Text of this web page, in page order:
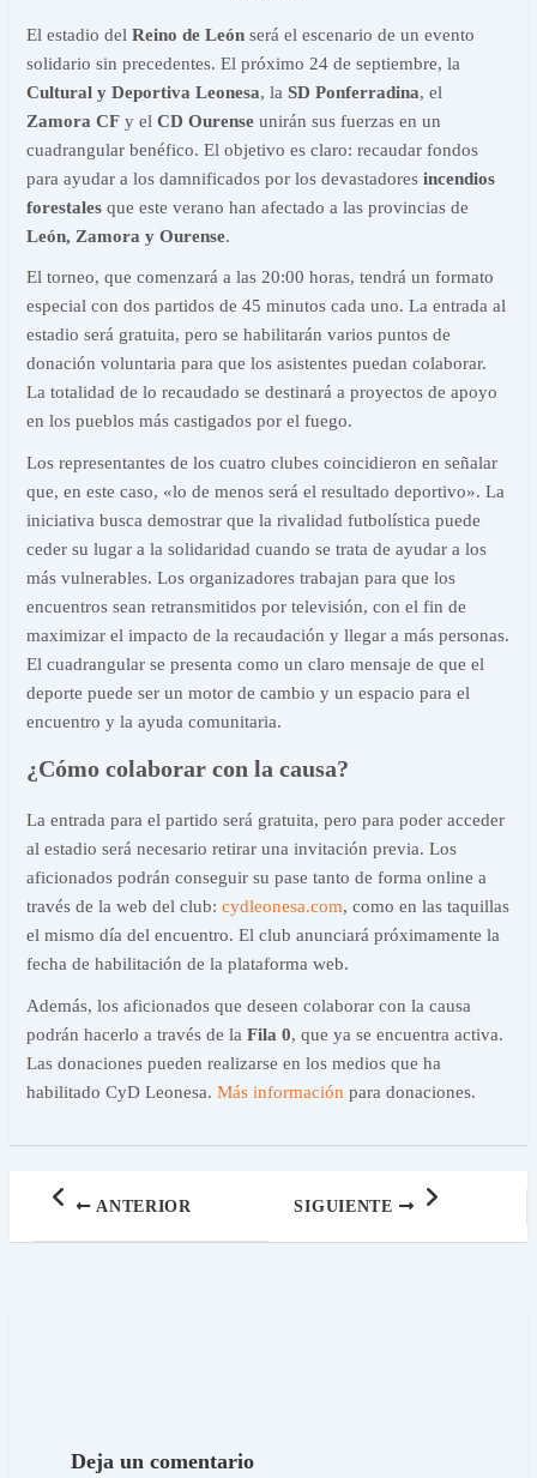
El estadio delReino de León será el escenario de un evento
solidario sin precedentes. El próximo 24 de septiembre, la
Cultural y Deportiva Leonesa, laSD Ponferradina, el
Zamora CF y elCD Ourense unirán sus fuerzas en un
cuadrangular benéfico. El objetivo es claro: recaudar fondos
para ayudar a los damnificados por los devastadoresincendios
forestales que este verano han afectado a las provincias de
León, Zamora y Ourense.
El torneo, que comenzará a las 20:00 horas, tendrá un formato
especial con dos partidos de 45 minutos cada uno. La entrada al
estadio será gratuita, pero se habilitarán varios puntos de
donación voluntaria para que los asistentes puedan colaborar.
La totalidad de lo recaudado se destinará a proyectos de apoyo
en los pueblos más castigados por el fuego.
Los representantes de los cuatro clubes coincidieron en señalar
que, en este caso, «lo de menos será el resultado deportivo». La
iniciativa busca demostrar que la rivalidad futbolística puede
ceder su lugar a la solidaridad cuando se trata de ayudar a los
más vulnerables. Los organizadores trabajan para que los
encuentros sean retransmitidos por televisión, con el fin de
maximizar el impacto de la recaudación y llegar a más personas.
El cuadrangular se presenta como un claro mensaje de que el
deporte puede ser un motor de cambio y un espacio para el
encuentro y la ayuda comunitaria.
¿Cómo colaborar con la causa?
La entrada para el partido será gratuita, pero para poder acceder
al estadio será necesario retirar una invitación previa. Los
aficionados podrán conseguir su pase tanto de forma online a
través de la web del club:cydleonesa.com, como en las taquillas
el mismo día del encuentro. El club anunciará próximamente la
fecha de habilitación de la plataforma web.
Además, los aficionados que deseen colaborar con la causa
podrán hacerlo a través de laFila 0, que ya se encuentra activa.
Las donaciones pueden realizarse en los medios que ha
habilitado CyD Leonesa.Más información para donaciones.
ANTERIOR SIGUIENTE
Deja un comentario